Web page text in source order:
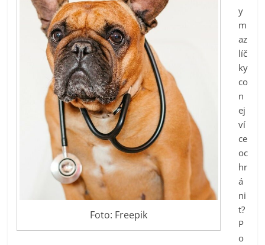
Foto: Freepik
y
m
az
líč
ky
co
n
ej
ví
ce
oc
hr
á
ni
t?
P
o